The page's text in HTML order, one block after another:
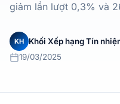
giảm lần lượt 0,3% và
KH
Khối Xếp hạng Tín
19/03/2025